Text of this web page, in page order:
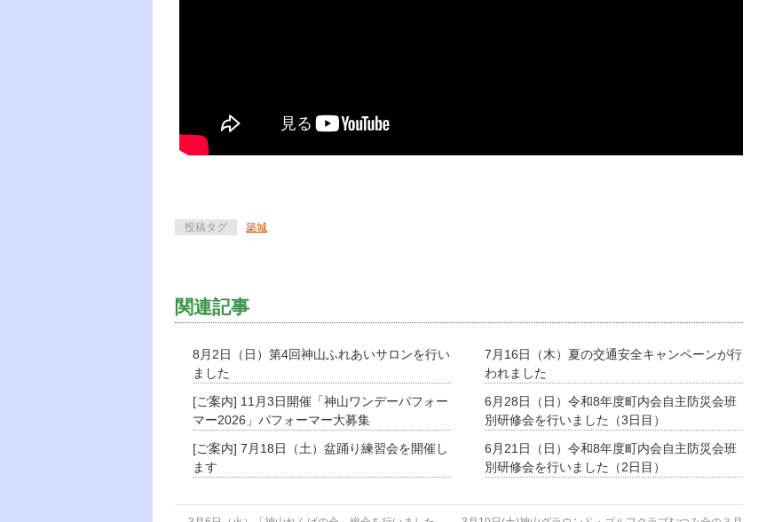
投稿タグ 築城
関連記事
8月2日（日）第4回神山ふれあいサロンを行い
ました
7月16日（木）夏の交通安全キャンペーンが行
われました
[ご案内] 11月3日開催「神山ワンデーパフォー
マー2026」パフォーマー大募集
6月28日（日）令和8年度町内会自主防災会班
別研修会を行いました（3日目）
[ご案内] 7月18日（土）盆踊り練習会を開催し
ます
6月21日（日）令和8年度町内会自主防災会班
別研修会を行いました（2日目）